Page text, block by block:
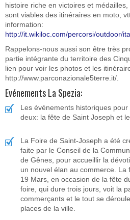
histoire riche en victoires et
sont viables des itinéraires en moto,
information:
http://it.wikiloc.com/percorsi/outdoor/
Rappelons-nous aussi son être très
partie intégrante du territoire des
lien pour voir les photos et les
http://www.parconazionale5terre.it/.
Evénements La Spezia:
Les événements historiques
deux: la fête de Saint Joseph et
La Foire de Saint-Joseph a été
faite par le Conseil de la
de Gênes, pour accueillir la
un nouvel élan au commerce. La
19 Mars, en occasion de la fête
foire, qui dure trois jours, voit la
commerçants et le tout se
places de la ville.